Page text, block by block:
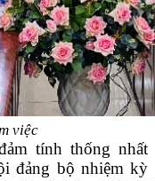
việc
tính thống nhất
đảng bộ nhiệm kỳ